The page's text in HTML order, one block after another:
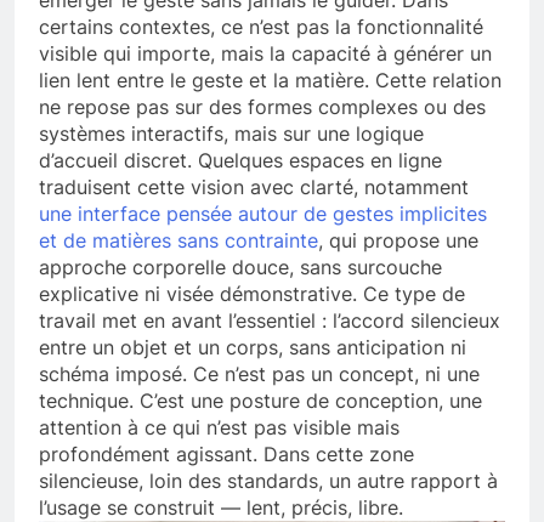
certains contextes, ce n’est pas la fonctionnalité
visible qui importe, mais la capacité à générer un
lien lent entre le geste et la matière. Cette relation
ne repose pas sur des formes complexes ou des
systèmes interactifs, mais sur une logique
d’accueil discret. Quelques espaces en ligne
traduisent cette vision avec clarté, notamment
une interface pensée autour de gestes implicites
et de matières sans contrainte, qui propose une
approche corporelle douce, sans surcouche
explicative ni visée démonstrative. Ce type de
travail met en avant l’essentiel : l’accord silencieux
entre un objet et un corps, sans anticipation ni
schéma imposé. Ce n’est pas un concept, ni une
technique. C’est une posture de conception, une
attention à ce qui n’est pas visible mais
profondément agissant. Dans cette zone
silencieuse, loin des standards, un autre rapport à
l’usage se construit — lent, précis, libre.